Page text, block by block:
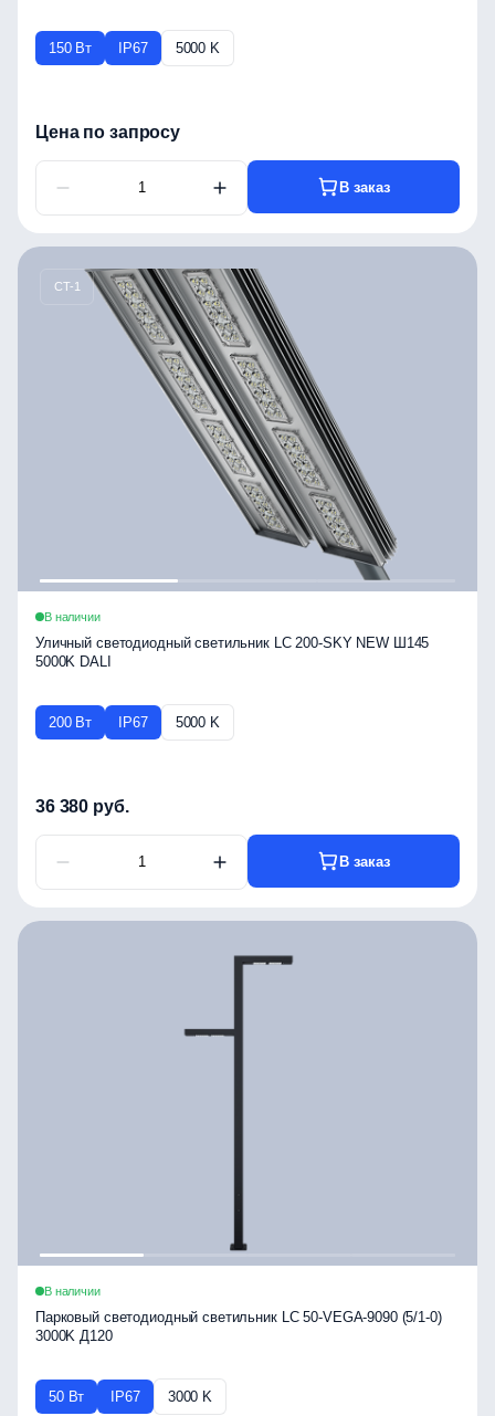
150 Вт IP67 5000 K
Цена по запросу
В заказ
CT-1
В наличии
Уличный светодиодный светильник LC 200-SKY NEW Ш145
5000K DALI
200 Вт IP67 5000 K
36 380 руб.
В заказ
В наличии
Парковый светодиодный светильник LC 50-VEGA-9090 (5/1-0)
3000K Д120
50 Вт IP67 3000 K